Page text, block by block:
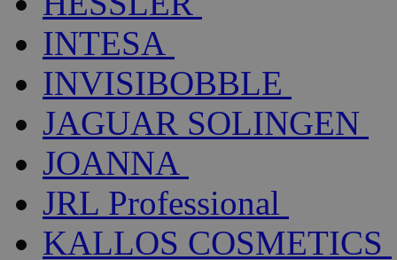
INTESA
INVISIBOBBLE
JAGUAR SOLINGEN
JOANNA
JRL Professional
KALLOS COSMETICS